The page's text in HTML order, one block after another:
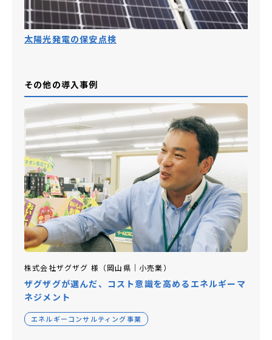
太陽光発電の保安点検
その他の導入事例
株式会社ザグザグ 様（岡山県｜小売業）
ザグザグが選んだ、コスト意識を高めるエネルギーマ
ネジメント
エネルギーコンサルティング事業